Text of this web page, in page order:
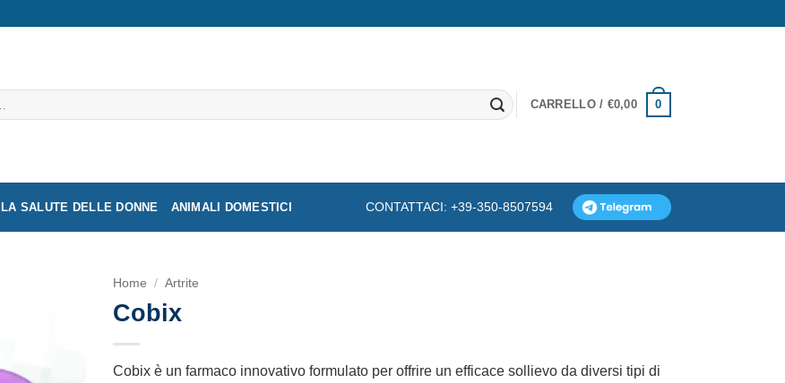
CARRELLO / €0,00 0
LA SALUTE DELLE DONNE ANIMALI DOMESTICI CONTATTACI: +39-350-8507594
Home / Artrite
Cobix
Cobix è un farmaco innovativo formulato per offrire un efficace sollievo da diversi tipi di